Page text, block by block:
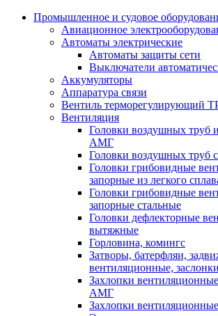
Промышленное и судовое
Авиационное
Автоматы электрические
Автоматы защиты сети
Выключатели
Аккумуляторы
Аппаратура связи
Вентиль терморегулирующий
Вентиляция
Головки воздушных труб
АМГ
Головки воздушных труб
Головки грибовидные
запорные из легкого
Головки грибовидные
запорные стальные
Головки дефлекторные
вытяжные
Горловина, комингс
Затворы, батерфляи,
вентиляционные, заслонки
Захлопки вентиляционные
АМГ
Захлопки